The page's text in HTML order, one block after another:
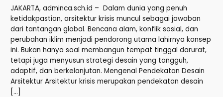
JAKARTA, adminca.sch.id – Dalam dunia yang penuh
ketidakpastian, arsitektur krisis muncul sebagai jawaban
dari tantangan global. Bencana alam, konflik sosial, dan
perubahan iklim menjadi pendorong utama lahirnya konsep
ini. Bukan hanya soal membangun tempat tinggal darurat,
tetapi juga menyusun strategi desain yang tangguh,
adaptif, dan berkelanjutan. Mengenal Pendekatan Desain
Arsitektur Arsitektur krisis merupakan pendekatan desain
[…]